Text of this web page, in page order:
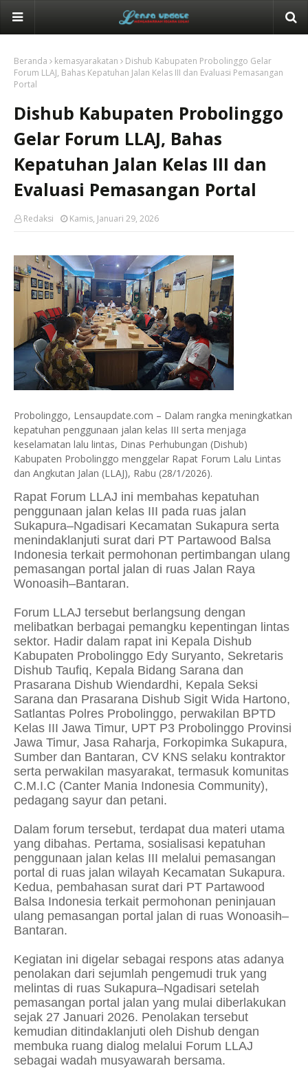
Beranda kemasyarakatan
Dishub Kabupaten Probolinggo Gelar
Forum LLAJ, Bahas Kepatuhan Jalan Kelas III dan Evaluasi Pemasangan
Portal
Dishub Kabupaten Probolinggo
Gelar Forum LLAJ, Bahas
Kepatuhan Jalan Kelas III dan
Evaluasi Pemasangan Portal
Redaksi Kamis, Januari 29, 2026
Probolinggo, Lensaupdate.com – Dalam rangka meningkatkan
kepatuhan penggunaan jalan kelas III serta menjaga
keselamatan lalu lintas, Dinas Perhubungan (Dishub)
Kabupaten Probolinggo menggelar Rapat Forum Lalu Lintas
dan Angkutan Jalan (LLAJ), Rabu (28/1/2026).
Rapat Forum LLAJ ini membahas kepatuhan
penggunaan jalan kelas III pada ruas jalan
Sukapura–Ngadisari Kecamatan Sukapura serta
menindaklanjuti surat dari PT Partawood Balsa
Indonesia terkait permohonan pertimbangan ulang
pemasangan portal jalan di ruas Jalan Raya
Wonoasih–Bantaran.
Forum LLAJ tersebut berlangsung dengan
melibatkan berbagai pemangku kepentingan lintas
sektor. Hadir dalam rapat ini Kepala Dishub
Kabupaten Probolinggo Edy Suryanto, Sekretaris
Dishub Taufiq, Kepala Bidang Sarana dan
Prasarana Dishub Wiendardhi, Kepala Seksi
Sarana dan Prasarana Dishub Sigit Wida Hartono,
Satlantas Polres Probolinggo, perwakilan BPTD
Kelas III Jawa Timur, UPT P3 Probolinggo Provinsi
Jawa Timur, Jasa Raharja, Forkopimka Sukapura,
Sumber dan Bantaran, CV KNS selaku kontraktor
serta perwakilan masyarakat, termasuk komunitas
C.M.I.C (Canter Mania Indonesia Community),
pedagang sayur dan petani.
Dalam forum tersebut, terdapat dua materi utama
yang dibahas. Pertama, sosialisasi kepatuhan
penggunaan jalan kelas III melalui pemasangan
portal di ruas jalan wilayah Kecamatan Sukapura.
Kedua, pembahasan surat dari PT Partawood
Balsa Indonesia terkait permohonan peninjauan
ulang pemasangan portal jalan di ruas Wonoasih–
Bantaran.
Kegiatan ini digelar sebagai respons atas adanya
penolakan dari sejumlah pengemudi truk yang
melintas di ruas Sukapura–Ngadisari setelah
pemasangan portal jalan yang mulai diberlakukan
sejak 27 Januari 2026. Penolakan tersebut
kemudian ditindaklanjuti oleh Dishub dengan
membuka ruang dialog melalui Forum LLAJ
sebagai wadah musyawarah bersama.